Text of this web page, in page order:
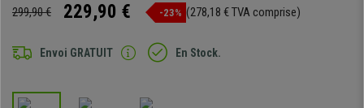
299,90 € 229,90 € -23% (278,18 € TVA comprise)
Envoi GRATUIT En Stock.